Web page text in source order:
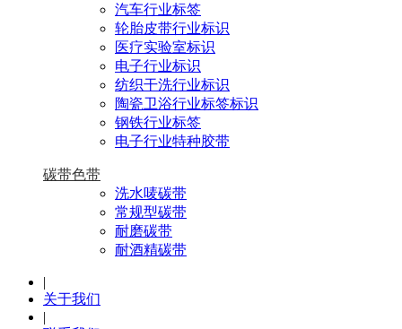
汽车行业标签
轮胎皮带行业标识
医疗实验室标识
电子行业标识
纺织干洗行业标识
陶瓷卫浴行业标签标识
钢铁行业标签
电子行业特种胶带
碳带色带
洗水唛碳带
常规型碳带
耐磨碳带
耐酒精碳带
|
关于我们
|